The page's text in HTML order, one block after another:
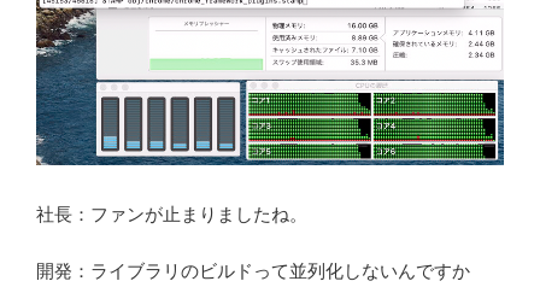
社長：ファンが止まりましたね。
開発：ライブラリのビルドって並列化しないんですか